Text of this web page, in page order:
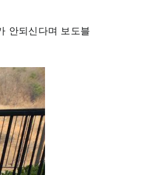
안되신다며 보도블